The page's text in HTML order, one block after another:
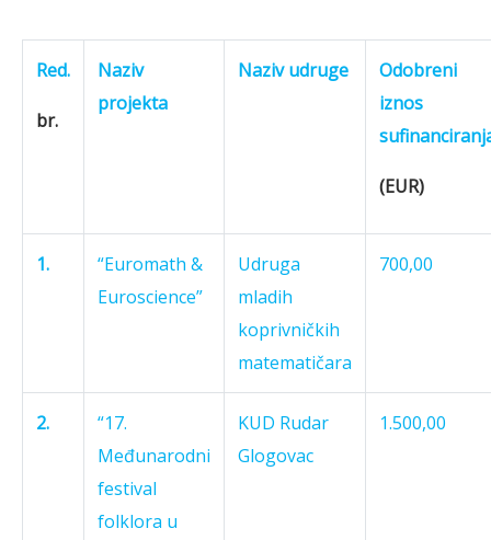
Red.
br.
Naziv
projekta
Naziv udruge
Odobreni
iznos
(EUR)
1.
“Euromath &
Euroscience”
Udruga
mladih
koprivničkih
matematičara
700,00
2.
“17.
Međunarodni
festival
folklora u
KUD Rudar
Glogovac
1.500,00